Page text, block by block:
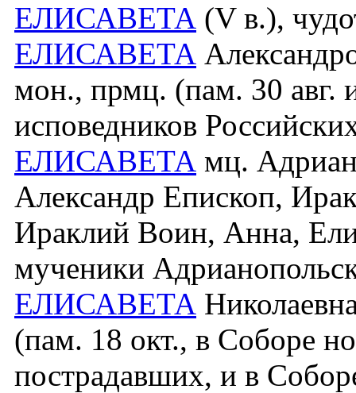
ЕЛИСАВЕТА (V в.),
ЕЛИСАВЕТА
мон., прмц. (пам. 30 авг.
исповедников
ЕЛИСАВЕТА мц.
Александр Епископ,
Ираклий Воин, Анна,
мученики
ЕЛИСАВЕТА
(пам. 18 окт., в Соборе
пострадавших, и в